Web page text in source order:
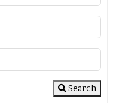
Search